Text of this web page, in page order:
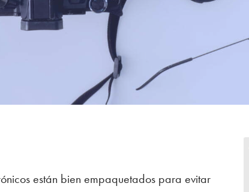
están bien empaquetados para evitar